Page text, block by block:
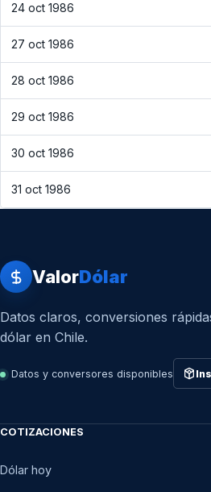
24 oct 1986
27 oct 1986
28 oct 1986
29 oct 1986
30 oct 1986
31 oct 1986
ValorDólar
Datos claros, conversiones
dólar en Chile.
Datos y conversores disponibles
COTIZACIONES
Dólar hoy